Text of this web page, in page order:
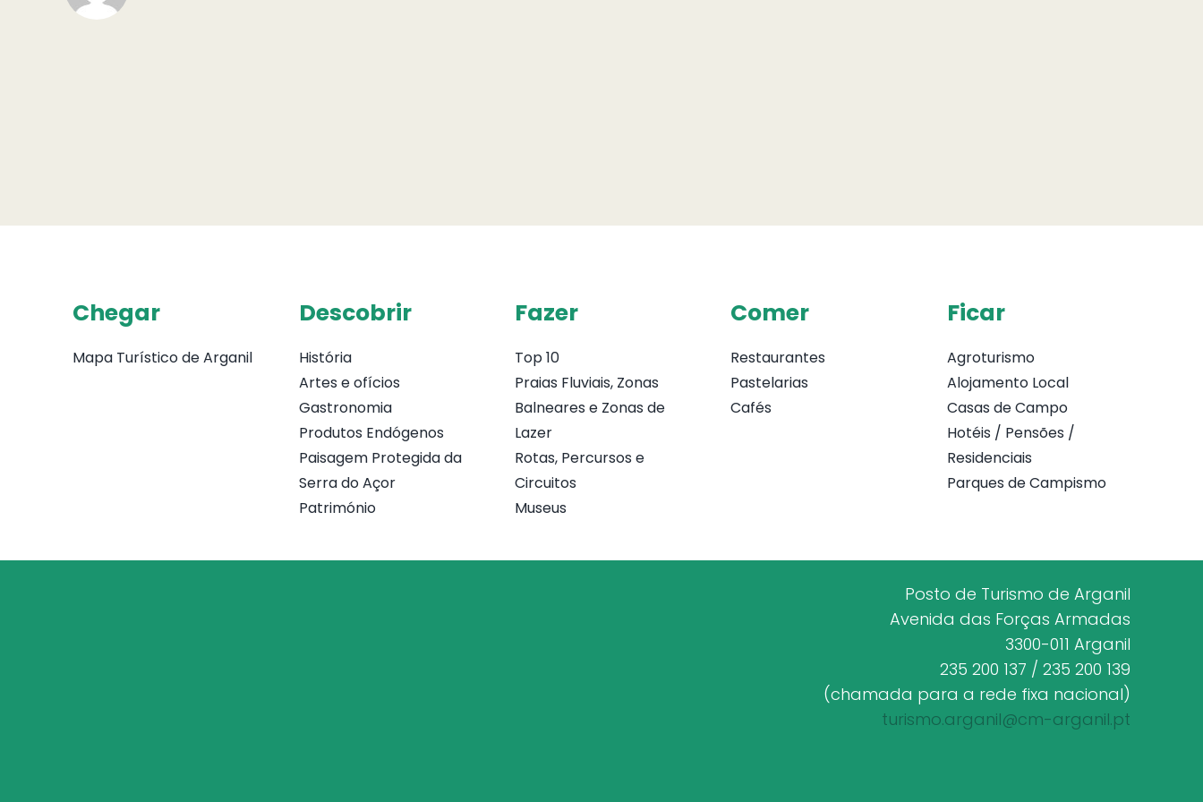
Chegar
Mapa Turístico de Arganil
Descobrir
História
Artes e ofícios
Gastronomia
Produtos Endógenos
Paisagem Protegida da
Serra do Açor
Património
Fazer
Top 10
Praias Fluviais, Zonas
Balneares e Zonas de
Lazer
Rotas, Percursos e
Circuitos
Museus
Comer
Restaurantes
Pastelarias
Cafés
Ficar
Agroturismo
Alojamento Local
Casas de Campo
Hotéis / Pensões /
Residenciais
Parques de Campismo
Posto de Turismo de Arganil
Avenida das Forças Armadas
3300-011 Arganil
235 200 137 / 235 200 139
(chamada para a rede fixa nacional)
turismo.arganil@cm-arganil.pt